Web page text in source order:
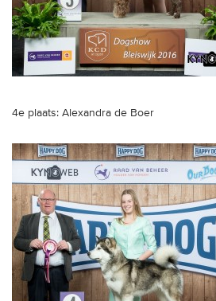
4e plaats: Alexandra de Boer